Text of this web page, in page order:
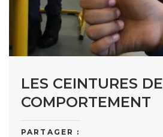
LES CEINTURES DE
COMPORTEMENT
PARTAGER :